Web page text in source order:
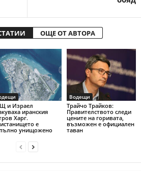
ОЩЕ ОТ АВТОРА
и Израел
иранския
Харг.
е
унищожено
Водещи
Трайчо Трайков:
Правителството следи
цените на горивата,
възможен е официален
таван